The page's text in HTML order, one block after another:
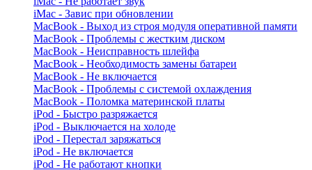
iMac - Завис при обновлении
MacBook - Выход из строя модуля оперативной памяти
MacBook - Проблемы с жестким диском
MacBook - Неисправность шлейфа
MacBook - Необходимость замены батареи
MacBook - Не включается
MacBook - Проблемы с системой охлаждения
MacBook - Поломка материнской платы
iPod - Быстро разряжается
iPod - Выключается на холоде
iPod - Перестал заряжаться
iPod - Не включается
iPod - Не работают кнопки